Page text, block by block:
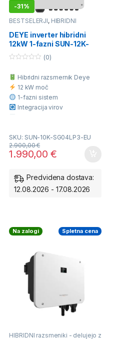
-31%
BESTSELERJI, HIBRIDNI
baterijami,Otočni OFF-GRID
Razsmerniki
DEYE inverter hibridni
12kW 1-fazni SUN-12K-
SG02LP1-EU-AM3-PLUS
u
o
f
5
(0)
Hibridni razsmernik Deye
12 kW moč
1-fazni sistem
Integracija virov
SKU: SUN-10K-SG04LP3-EU
1.990,00€
2.900,00€
Predvidena dostava:
12.08.2026 - 17.08.2026
Na zalogi Spletna cena
HIBRIDNI razsmeniki - delujejo z